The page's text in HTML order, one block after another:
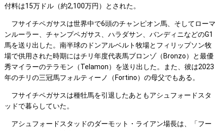
付料は15万ドル（約2,100万円）とされた。
フサイチペガサスは世界中で6頭のチャンピオン馬、そしてローマ
ンルーラー、チャンプペガサス、ハラダサン、バンディニなどのG1
馬を送り出した。南半球のドンアルベルト牧場とフィリップソン牧
場で供用された時期にはチリ年度代表馬ブロンゾ（Bronzo）と最優
秀マイラーのテラモン（Telamon）を送り出した。また、彼は2023
年のチリの三冠馬フォルティーノ（Fortino）の母父でもある。
フサイチペガサスは種牡馬を引退したあともアシュフォードスタ
ッドで暮らしていた。
アシュフォードスタッドのダーモット・ライアン場長は、「フー